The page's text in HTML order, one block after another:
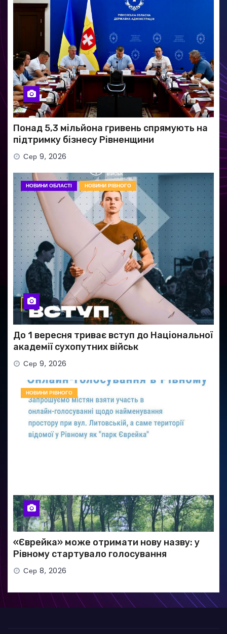
Понад 5,3 мільйона гривень спрямують на
підтримку бізнесу Рівненщини
Сер 9, 2026
НОВИНИ ОБЛАСТІ НОВИНИ РІВНОГО
До 1 вересня триває вступ до Національної
академії сухопутних військ
Сер 9, 2026
НОВИНИ РІВНОГО
«Єврейка» може отримати нову назву: у
Рівному стартувало голосування
Сер 8, 2026